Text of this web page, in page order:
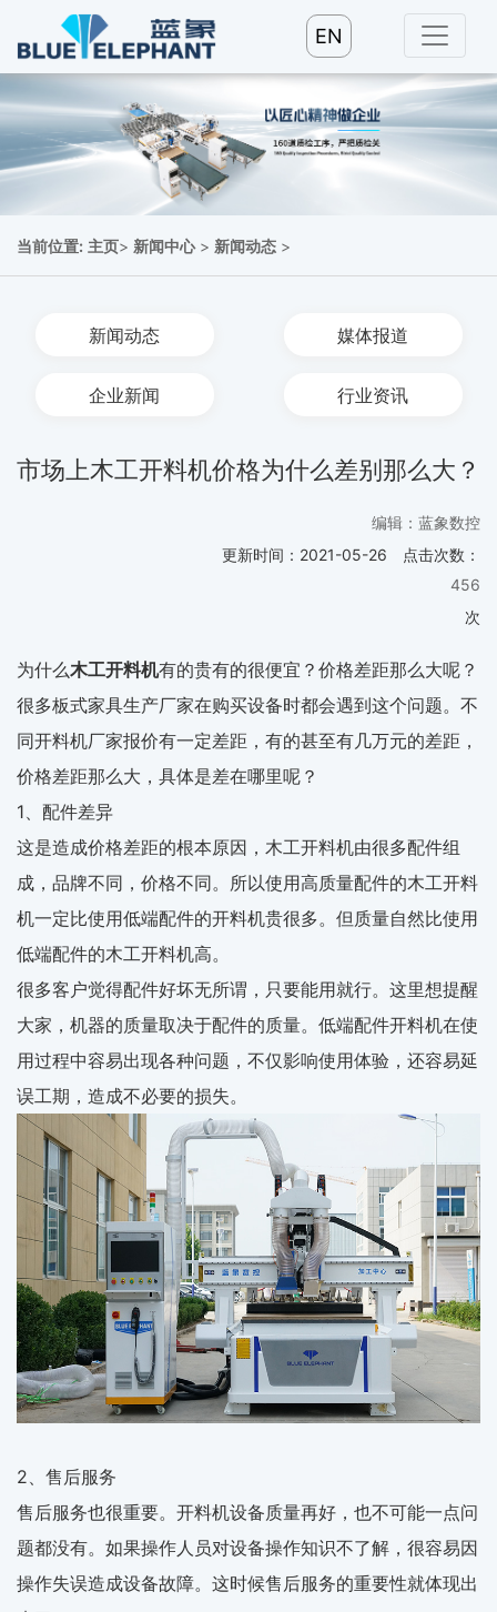
EN
当前位置: 主页> 新闻中心> 新闻动态 >
新闻动态 媒体报道
企业新闻 行业资讯
市场上木工开料机价格为什么差别那么大？
编辑：蓝象数控
更新时间： 2021-05-26
点击次数：
456
次
为什么木工开料机有的贵有的很便宜？价格差距那么大呢？
很多板式家具生产厂家在购买设备时都会遇到这个问题。不
同开料机厂家报价有一定差距，有的甚至有几万元的差距，
价格差距那么大，具体是差在哪里呢？
1、配件差异
这是造成价格差距的根本原因，木工开料机由很多配件组
成，品牌不同，价格不同。所以使用高质量配件的木工开料
机一定比使用低端配件的开料机贵很多。但质量自然比使用
低端配件的木工开料机高。
很多客户觉得配件好坏无所谓，只要能用就行。这里想提醒
大家，机器的质量取决于配件的质量。低端配件开料机在使
用过程中容易出现各种问题，不仅影响使用体验，还容易延
误工期，造成不必要的损失。
2、售后服务
售后服务也很重要。开料机设备质量再好，也不可能一点问
题都没有。如果操作人员对设备操作知识不了解，很容易因
操作失误造成设备故障。这时候售后服务的重要性就体现出